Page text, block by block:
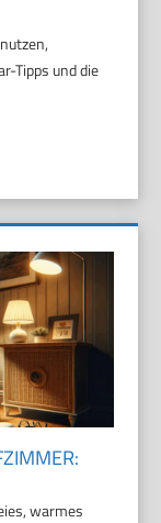
Tipps und die
warmes